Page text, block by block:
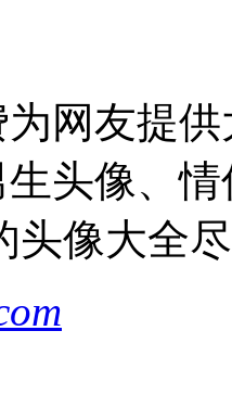
网友提
头像、
头像大全